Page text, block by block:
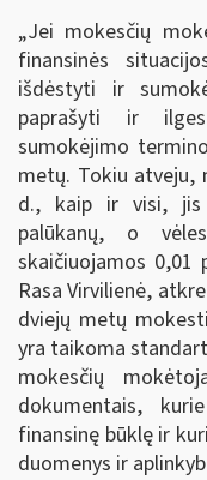
„Jei mokesčių
finansinės
išdėstyti ir
paprašyti ir
sumokėjimo
metų. Tokiu atveju,
d., kaip ir visi, jis
palūkanų, o
skaičiuojamos 0,01
Rasa Virvilienė,
dviejų metų
yra taikoma
mokesčių
dokumentais,
finansinę būklę ir
duomenys ir